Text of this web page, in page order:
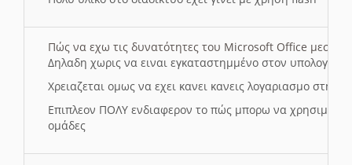
Πώς να εχω τις δυνατότητες του Microsoft Office μεσω
Δηλαδη χωρις να ειναι εγκαταστημμένο στον
Χρειαζεται ομως να εχει κανει κανεις λογαριασμο στη
Επιπλεον ΠΟΛΥ ενδιαφερον το πώς μπορω να
ομάδες